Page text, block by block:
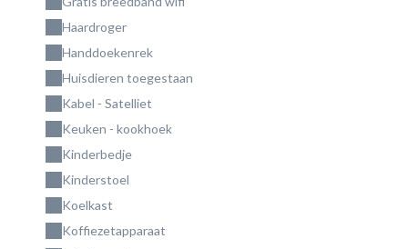
Haardroger
Handdoekenrek
Huisdieren toegestaan
Kabel - Satelliet
Keuken - kookhoek
Kinderbedje
Kinderstoel
Koelkast
Koffiezetapparaat